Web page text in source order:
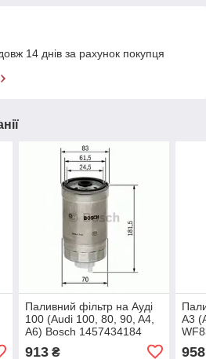
14 днів за рахунок покупця
Паливний фільтр на Ауді
100 (Audi 100, 80, 90, A4,
A6) Bosch 1457434184
913₴
A3
958